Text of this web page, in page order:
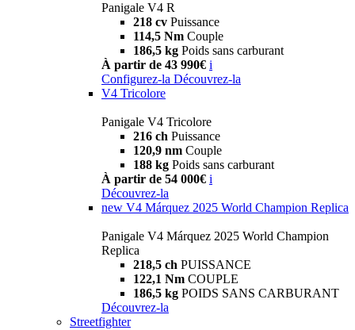
Panigale V4 R
218 cv Puissance
114,5 Nm Couple
186,5 kg Poids sans carburant
À partir de 43 990€ i
Configurez-la Découvrez-la
V4 Tricolore
Panigale V4 Tricolore
216 ch Puissance
120,9 nm Couple
188 kg Poids sans carburant
À partir de 54 000€ i
Découvrez-la
new V4 Márquez 2025 World Champion Replica
Panigale V4 Márquez 2025 World Champion
Replica
218,5 ch PUISSANCE
122,1 Nm COUPLE
186,5 kg POIDS SANS CARBURANT
Découvrez-la
Streetfighter